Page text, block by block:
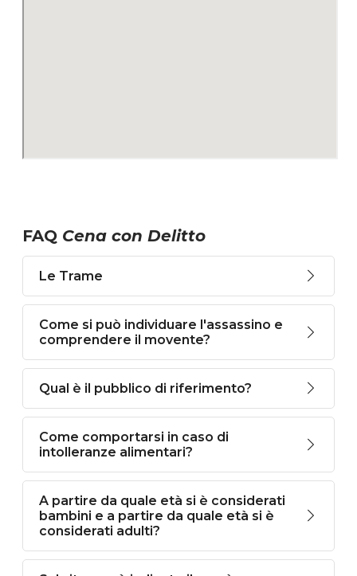
FAQ Cena con Delitto
Le Trame
Come si può individuare l'assassino e
comprendere il movente?
Qual è il pubblico di riferimento?
Come comportarsi in caso di
intolleranze alimentari?
A partire da quale età si è considerati
bambini e a partire da quale età si è
considerati adulti?